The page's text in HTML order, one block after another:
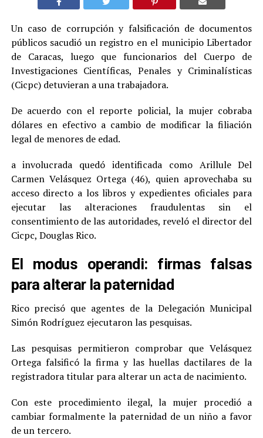
Un caso de corrupción y falsificación de documentos
públicos sacudió un registro en el municipio Libertador
de Caracas, luego que funcionarios del Cuerpo de
Investigaciones Científicas, Penales y Criminalísticas
(Cicpc) detuvieran a una trabajadora.
De acuerdo con el reporte policial, la mujer cobraba
dólares en efectivo a cambio de modificar la filiación
legal de menores de edad.
a involucrada quedó identificada como Arillule Del
Carmen Velásquez Ortega (46), quien aprovechaba su
acceso directo a los libros y expedientes oficiales para
ejecutar las alteraciones fraudulentas sin el
consentimiento de las autoridades, reveló el director del
Cicpc, Douglas Rico.
El modus operandi: firmas falsas
para alterar la paternidad
Rico precisó que agentes de la Delegación Municipal
Simón Rodríguez ejecutaron las pesquisas.
Las pesquisas permitieron comprobar que Velásquez
Ortega falsificó la firma y las huellas dactilares de la
registradora titular para alterar un acta de nacimiento.
Con este procedimiento ilegal, la mujer procedió a
cambiar formalmente la paternidad de un niño a favor
de un tercero.